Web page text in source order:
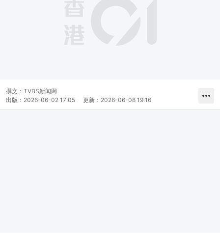
撰文： TVBS新闻网
出版： 2026-06-02 17:05 更新： 2026-06-08 19:16